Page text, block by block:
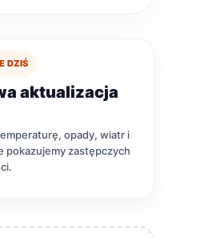
DZIŚ
aktualizacja
opady, wiatr i
pokazujemy zastępczych